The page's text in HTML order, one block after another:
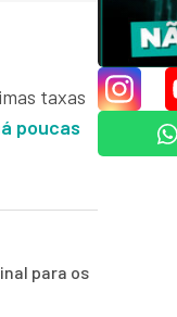
taxas
poucas
para os